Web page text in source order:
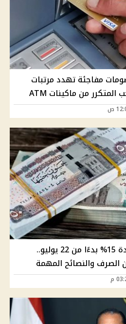
مفاجئة تهدد مرتبات
مرتبات يوليو 2025 بزيادة 15% بدءًا من 22 يوليو..
الصرف والنصائح المهمة